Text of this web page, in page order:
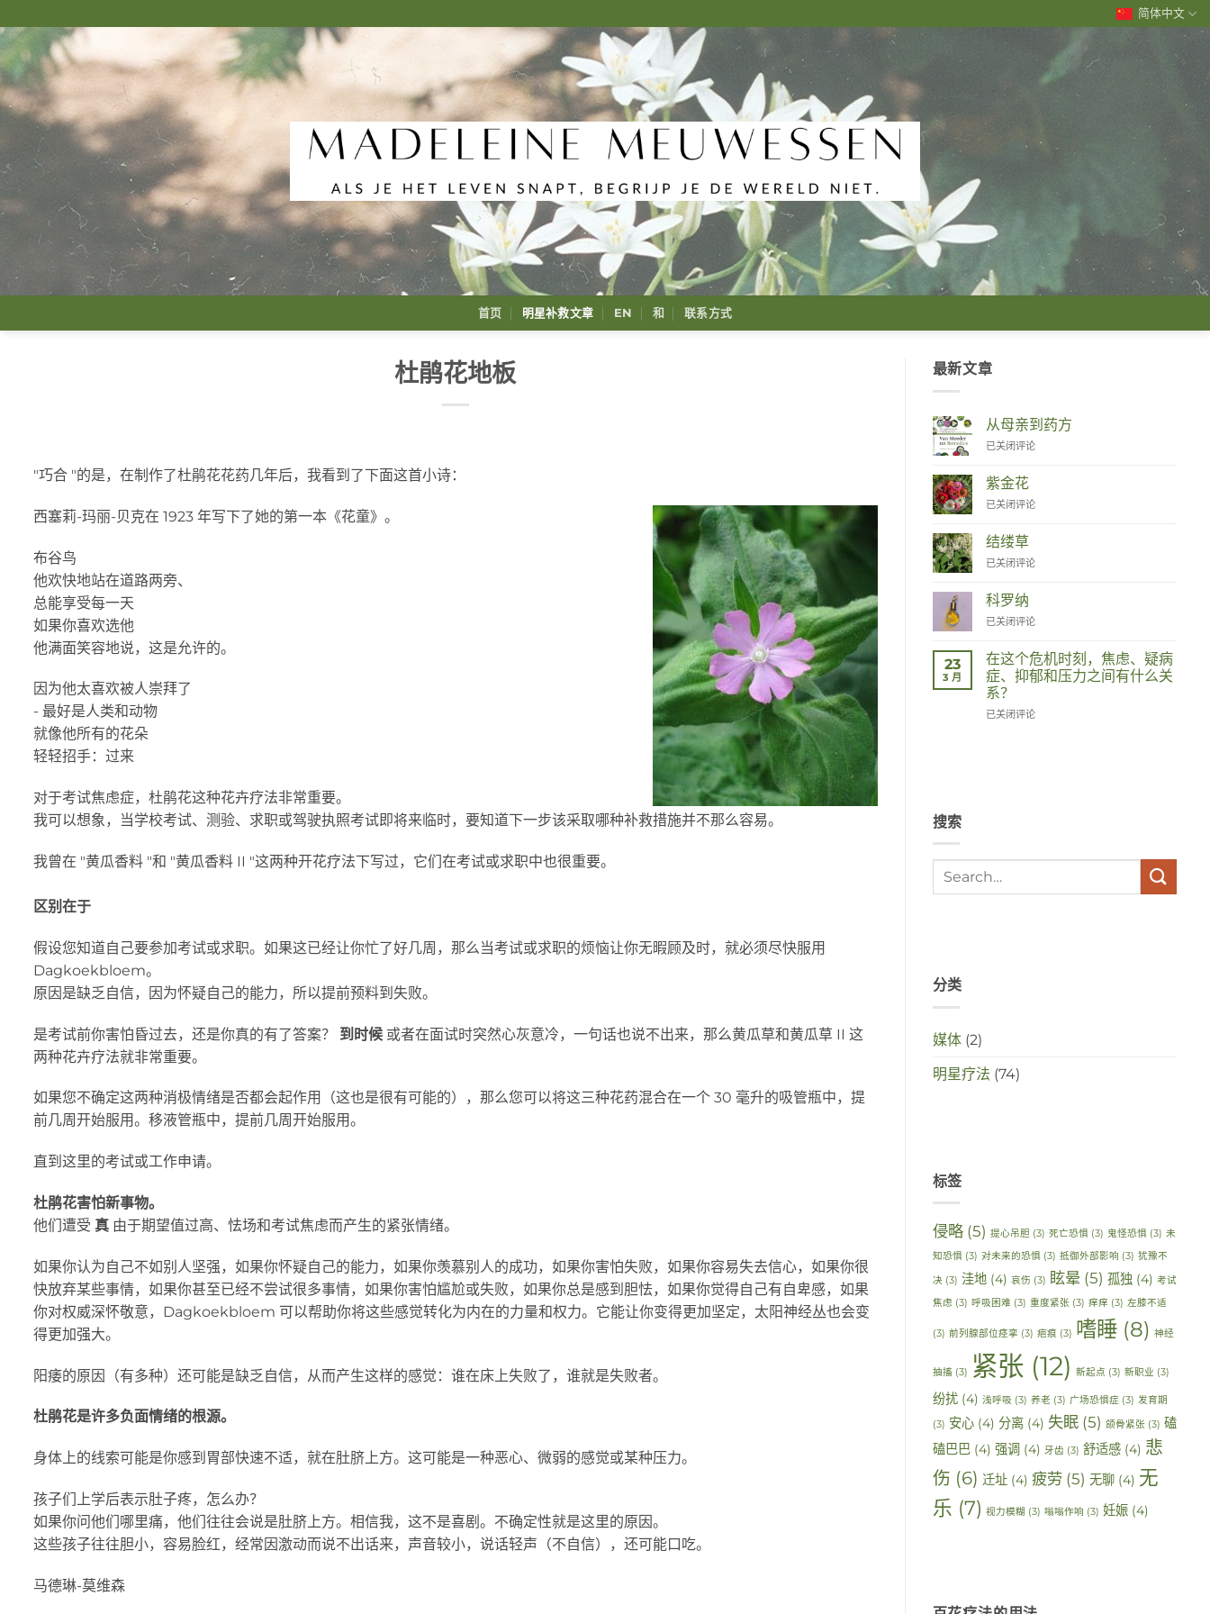
到
内
容
简体中文
首页 明星补救文章 EN 和 联系方式
杜鹃花地板
"巧合 "的是，在制作了杜鹃花花药几年后，我看到了下面这首小诗：
西塞莉-玛丽-贝克在 1923 年写下了她的第一本《花童》。
布谷鸟
他欢快地站在道路两旁、
总能享受每一天
如果你喜欢选他
他满面笑容地说，这是允许的。
因为他太喜欢被人崇拜了
- 最好是人类和动物
就像他所有的花朵
轻轻招手：过来
对于考试焦虑症，杜鹃花这种花卉疗法非常重要。
我可以想象，当学校考试、测验、求职或驾驶执照考试即将来临时，要知道下一步该采取哪种补救措施并不那么容易。
我曾在 "黄瓜香料 "和 "黄瓜香料 II "这两种开花疗法下写过，它们在考试或求职中也很重要。
区别在于
假设您知道自己要参加考试或求职。如果这已经让你忙了好几周，那么当考试或求职的烦恼让你无暇顾及时，就必须尽快服用
Dagkoekbloem。
原因是缺乏自信，因为怀疑自己的能力，所以提前预料到失败。
是考试前你害怕昏过去，还是你真的有了答案？ 到时候 或者在面试时突然心灰意冷，一句话也说不出来，那么黄瓜草和黄瓜草 II 这
两种花卉疗法就非常重要。
如果您不确定这两种消极情绪是否都会起作用（这也是很有可能的），那么您可以将这三种花药混合在一个 30 毫升的吸管瓶中，提
前几周开始服用。移液管瓶中，提前几周开始服用。
直到这里的考试或工作申请。
杜鹃花害怕新事物。
他们遭受 真 由于期望值过高、怯场和考试焦虑而产生的紧张情绪。
如果你认为自己不如别人坚强，如果你怀疑自己的能力，如果你羡慕别人的成功，如果你害怕失败，如果你容易失去信心，如果你很
快放弃某些事情，如果你甚至已经不尝试很多事情，如果你害怕尴尬或失败，如果你总是感到胆怯，如果你觉得自己有自卑感，如果
你对权威深怀敬意，Dagkoekbloem 可以帮助你将这些感觉转化为内在的力量和权力。它能让你变得更加坚定，太阳神经丛也会变
得更加强大。
阳痿的原因（有多种）还可能是缺乏自信，从而产生这样的感觉：谁在床上失败了，谁就是失败者。
杜鹃花是许多负面情绪的根源。
身体上的线索可能是你感到胃部快速不适，就在肚脐上方。这可能是一种恶心、微弱的感觉或某种压力。
孩子们上学后表示肚子疼，怎么办？
如果你问他们哪里痛，他们往往会说是肚脐上方。相信我，这不是喜剧。不确定性就是这里的原因。
这些孩子往往胆小，容易脸红，经常因激动而说不出话来，声音较小，说话轻声（不自信），还可能口吃。
马德琳-莫维森
最新文章
从母亲到药方
Van
tot
Remedies
已关闭评论
紫金花
Zinnia
已关闭评论
结缕草
Duizendknoop
已关闭评论
科罗纳
Corona
已关闭评论
23
3 月
在这个危机时刻，焦虑、疑病
症、抑郁和压力之间有什么关
系？
Wat
in
deze
已关闭评论
搜索
分类
媒体(2)
明星疗法 (74)
标签
侵略(5) 提心吊胆 (3) 死亡恐惧(3) 鬼怪恐惧(3) 未
知恐惧(3) 对未来的恐惧(3) 抵御外部影响 (3) 犹豫不
决(3) 洼地(4) 哀伤 (3) 眩晕 (5) 孤独 (4) 考试
焦虑 (3) 呼吸困难 (3) 重度紧张(3) 痒痒 (3) 左膝不适
(3) 前列腺部位痉挛 (3) 疤痕 (3) 嗜睡(8) 神经
抽搐 (3) 紧张 (12) 新起点 (3) 新职业 (3)
纷扰(4) 浅呼吸 (3) 养老 (3) 广场恐惧症(3) 发育期
(3) 安心(4) 分离(4) 失眠(5) 颌骨紧张(3) 磕
磕巴巴(4) 强调 (4) 牙齿 (3) 舒适感(4) 悲
伤 (6) 迁址(4) 疲劳(5) 无聊(4) 无
乐 (7) 视力模糊 (3) 嗡嗡作响 (3) 妊娠(4)